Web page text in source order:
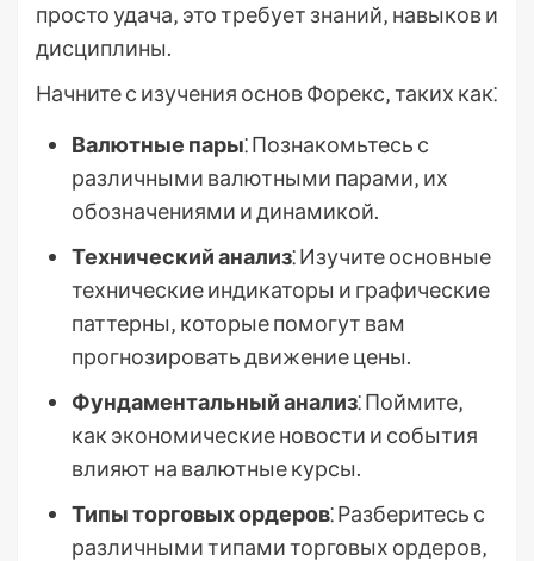
просто удача‚ это требует знаний‚ навыков и
дисциплины.
Начните с изучения основ Форекс‚ таких как⁚
Валютные пары⁚ Познакомьтесь с
различными валютными парами‚ их
обозначениями и динамикой.
Технический анализ⁚ Изучите основные
технические индикаторы и графические
паттерны‚ которые помогут вам
прогнозировать движение цены.
Фундаментальный анализ⁚ Поймите‚
как экономические новости и события
влияют на валютные курсы.
Типы торговых ордеров⁚ Разберитесь с
различными типами торговых ордеров‚